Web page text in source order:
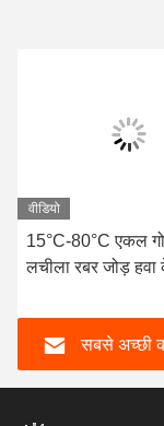
वीडियो
15°C-80°C एकल
लचीला रबर जोड़ हवा
और उत्कृष्ट स्थायित्व
करता है
सबसे अच्छी